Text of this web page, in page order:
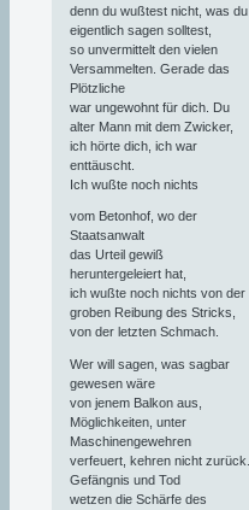
denn du wußtest nicht, was du
eigentlich sagen solltest,
so unvermittelt den vielen
Versammelten. Gerade das
Plötzliche
war ungewohnt für dich. Du
alter Mann mit dem Zwicker,
ich hörte dich, ich war
enttäuscht.
Ich wußte noch nichts
vom Betonhof, wo der
Staatsanwalt
das Urteil gewiß
heruntergeleiert hat,
ich wußte noch nichts von der
groben Reibung des Stricks,
von der letzten Schmach.
Wer will sagen, was sagbar
gewesen wäre
von jenem Balkon aus,
Möglichkeiten, unter
Maschinengewehren
verfeuert, kehren nicht zurück.
Gefängnis und Tod
wetzen die Schärfe des